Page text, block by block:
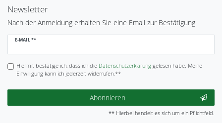
Newsletter
Nach der Anmeldung erhalten Sie eine Email zur Bestätigung
E-MAIL **
Newsletter
Hiermit bestätige ich, dass ich die Daten­schutz­erklärunggelesen habe. Meine
Einwilligung kann ich jederzeit widerrufen.**
Abonnieren
** Hierbei handelt es sich um ein Pflichtfeld.